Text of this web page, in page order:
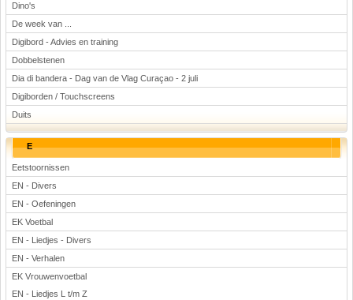
Dino's
De week van ...
Digibord - Advies en training
Dobbelstenen
Dia di bandera - Dag van de Vlag Curaçao - 2 juli
Digiborden / Touchscreens
Duits
E
Eetstoornissen
EN - Divers
EN - Oefeningen
EK Voetbal
EN - Liedjes - Divers
EN - Verhalen
EK Vrouwenvoetbal
EN - Liedjes L t/m Z